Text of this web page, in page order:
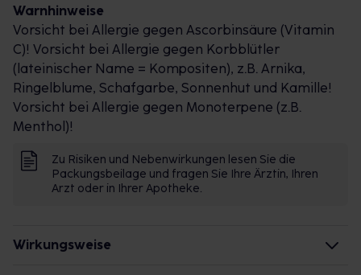
Warnhinweise
Vorsicht bei Allergie gegen Ascorbinsäure (Vitamin
C)! Vorsicht bei Allergie gegen Korbblütler
(lateinischer Name = Kompositen), z.B. Arnika,
Ringelblume, Schafgarbe, Sonnenhut und Kamille!
Vorsicht bei Allergie gegen Monoterpene (z.B.
Menthol)!
Zu Risiken und Nebenwirkungen lesen Sie die
Packungsbeilage und fragen Sie Ihre Ärztin, Ihren
Arzt oder in Ihrer Apotheke.
Wirkungsweise